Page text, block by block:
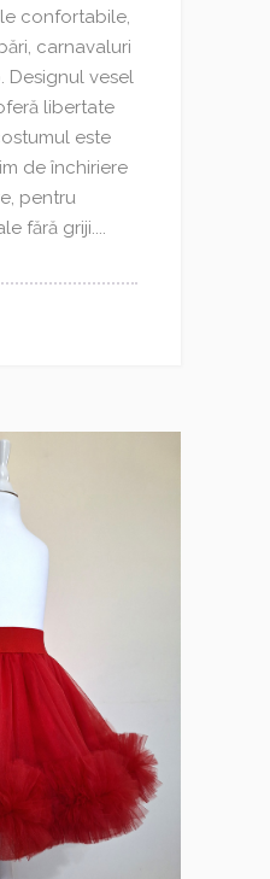
confortabile,
carnavaluri
Designul vesel
libertate
este
de închiriere
pentru
fără griji....